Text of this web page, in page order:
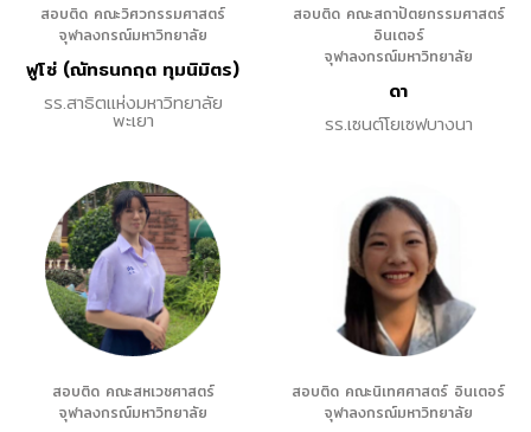
สอบติด คณะวิศวกรรมศาสตร์
จุฬาลงกรณ์มหาวิทยาลัย
ฟูโซ่ (ณัทธนกฤต ทุมนิมิตร)
รร.สาธิตแห่งมหาวิทยาลัย
พะเยา
สอบติด คณะสถาปัตยกรรมศาสตร์
อินเตอร์
จุฬาลงกรณ์มหาวิทยาลัย
ดา
รร.เซนต์โยเซฟบางนา
สอบติด คณะสหเวชศาสตร์
จุฬาลงกรณ์มหาวิทยาลัย
สอบติด คณะนิเทศศาสตร์ อินเตอร์
จุฬาลงกรณ์มหาวิทยาลัย